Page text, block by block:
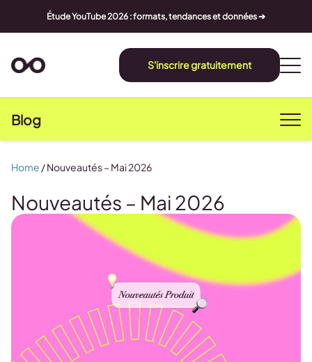
Étude YouTube 2026 : formats, tendances et données ➔
S'inscrire gratuitement
Blog
Nouveautés – Mai 2026
Home /Nouveautés – Mai 2026